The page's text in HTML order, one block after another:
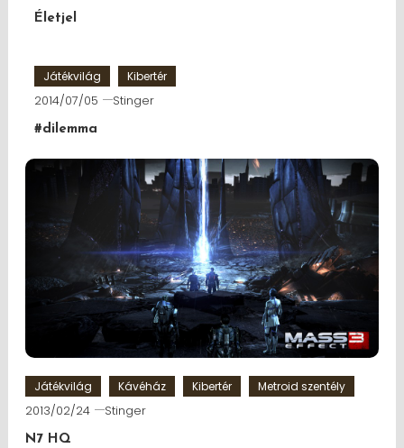
Életjel
Játékvilág Kibertér
2014/07/05 Stinger
#dilemma
Játékvilág Kávéház Kibertér Metroid szentély
2013/02/24 Stinger
N7 HQ